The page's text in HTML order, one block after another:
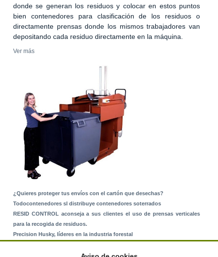
donde se generan los residuos y colocar en estos puntos
bien contenedores para clasificación de los residuos o
directamente prensas donde los mismos trabajadores van
depositando cada residuo directamente en la máquina.
Ver más
¿Quieres proteger tus envíos con el cartón que desechas?
Todocontenedores sl distribuye contenedores soterrados
RESID CONTROL aconseja a sus clientes el uso de prensas verticales
para la recogida de residuos.
Precision Husky, líderes en la industria forestal